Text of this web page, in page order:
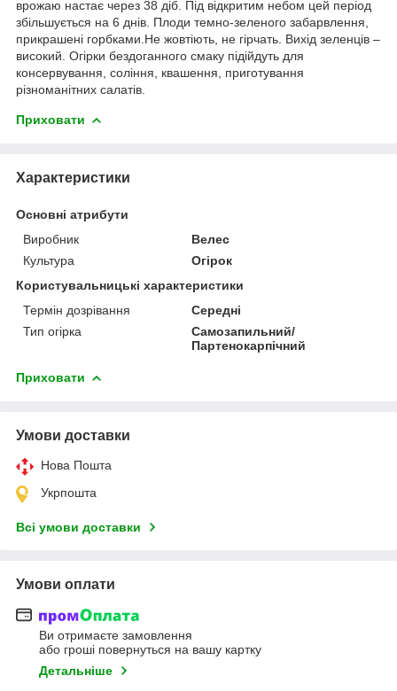
врожаю настає через 38 діб. Під відкритим небом цей період
збільшується на 6 днів. Плоди темно-зеленого забарвлення,
прикрашені горбками.Не жовтіють, не гірчать. Вихід зеленців –
високий. Огірки бездоганного смаку підійдуть для
консервування, соління, квашення, приготування
різноманітних салатів.
Приховати
Характеристики
Основні атрибути
Виробник
Велес
Культура
Огірок
Користувальницькі характеристики
Термін дозрівання
Середні
Тип огірка
Самозапильний/
Партенокарпічний
Приховати
Умови доставки
Нова Пошта
Укрпошта
Всі умови доставки
Умови оплати
Ви отримаєте замовлення
або гроші повернуться на вашу картку
Детальніше